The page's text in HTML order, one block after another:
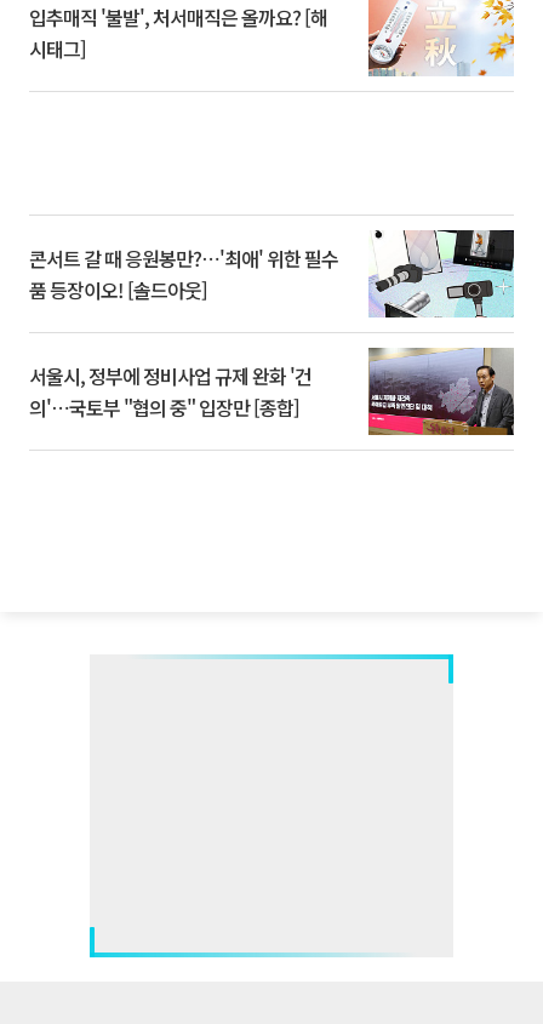
입추매직 '불발', 처서매직은 올까요? [해
시태그]
콘서트 갈 때 응원봉만?⋯'최애' 위한 필수
품 등장이오! [솔드아웃]
서울시, 정부에 정비사업 규제 완화 '건
의'⋯국토부 "협의 중" 입장만 [종합]